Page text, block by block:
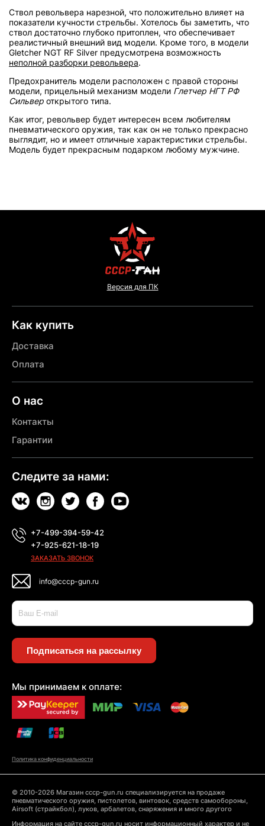
Ствол револьвера нарезной, что положительно влияет на
показатели кучности стрельбы. Хотелось бы заметить, что
ствол достаточно глубоко притоплен, что обеспечивает
реалистичный внешний вид модели. Кроме того, в модели
Gletcher NGT RF Silver предусмотрена возможность
неполной разборки револьвера.
Предохранитель модели расположен с правой стороны
модели, прицельный механизм модели Глетчер НГТ РФ
Сильвер открытого типа.
Как итог, револьвер будет интересен всем любителям
пневматического оружия, так как он не только прекрасно
выглядит, но и имеет отличные характеристики стрельбы.
Модель будет прекрасным подарком любому мужчине.
Версия для ПК
Как купить
Доставка
Оплата
О нас
Контакты
Гарантии
Следите за нами:
+7-499-394-59-42
+7-925-621-18-19
ЗАКАЗАТЬ ЗВОНОК
info@cccp-gun.ru
Подписаться на рассылку
Мы принимаем к оплате:
Политика конфиденциальности
© 2010-2026 Магазин cccp-gun.ru специализируется на продаже
пневматического оружия, пистолетов, винтовок, средств самообороны,
Airsoft (страйкбол), луков, арбалетов, снаряжения и много другого
Информация на сайте cccp-gun.ru носит информационный характер и не